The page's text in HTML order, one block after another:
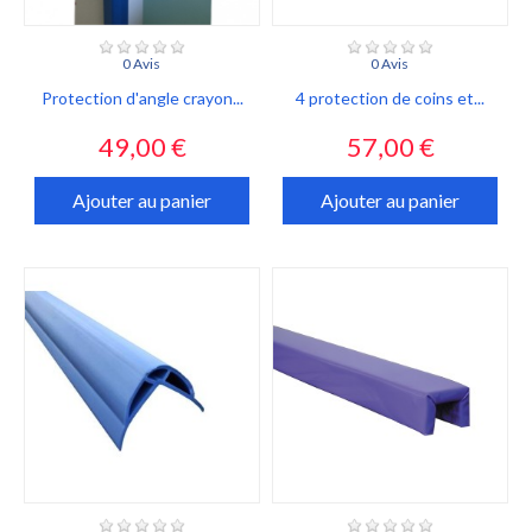
0 Avis
Protection d'angle crayon...
Prix
49,00 €
Ajouter au panier
0 Avis
4 protection de coins et...
Prix
57,00 €
Ajouter au panier